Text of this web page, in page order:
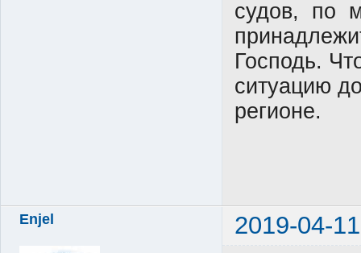
судов, по
Господь.
ситуацию
регионе.
Enjel 2019-04-